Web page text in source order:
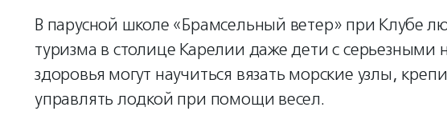
В парусной школе «Брамсельный ветер» при Клубе
туризма в столице Карелии даже дети с
здоровья могут научиться вязать морские узлы,
управлять лодкой при помощи весел.